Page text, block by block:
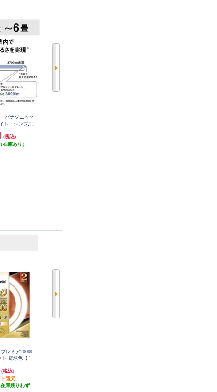
パナソニック
ト シンプル
(税込)
在庫あり）
プレミア20000
ト 電球色【丸
(税込)
ト還元
庫残りわず